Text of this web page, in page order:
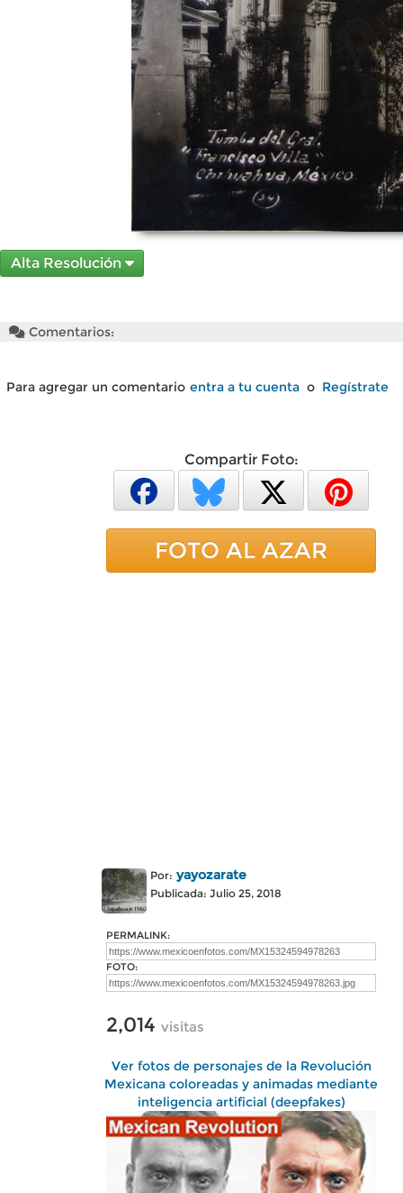
Alta Resolución
Comentarios:
Para agregar un comentario entra a tu cuenta o Regístrate
Compartir Foto:
FOTO AL AZAR
Por: yayozarate
Publicada: Julio 25, 2018
PERMALINK:
FOTO:
2,014 visitas
Ver fotos de personajes de la Revolución
Mexicana coloreadas y animadas mediante
inteligencia artificial (deepfakes)